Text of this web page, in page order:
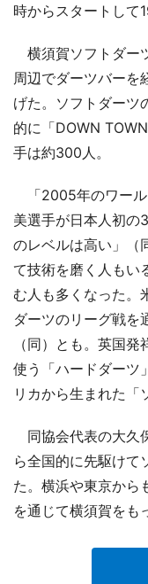
時からスタートして
横須賀ソフトダー
周辺でダーツバーを
げた。ソフトダーツ
的に「DOWN
手は約300人。
「2005年のワール
美選手が日本人初の
のレベルは高い」（
て技術を磨く人もい
む人も多くなった。
ダーツのリーグ戦を
（同）とも。英国
使う「ハードダーツ
リカから生まれた「
同協会代表の大久
ら全国的に先駆けて
た。横浜や東京から
を通じて横須賀をも